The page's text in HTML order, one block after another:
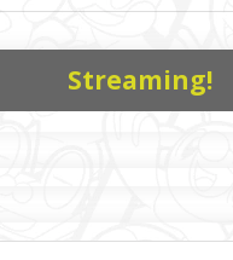
Streaming!